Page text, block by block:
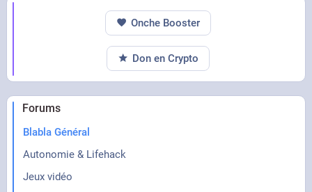
Forums
Blabla Général
Autonomie & Lifehack
Jeux vidéo
Onche Booster
Don en Crypto